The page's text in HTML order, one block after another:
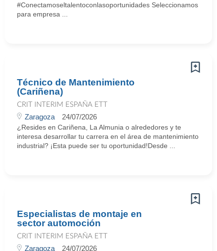
#Conectamoseltalentoconlasoportunidades Seleccionamos
para empresa ...
Técnico de Mantenimiento
(Cariñena)
CRIT INTERIM ESPAÑA ETT
Zaragoza 24/07/2026
¿Resides en Cariñena, La Almunia o alrededores y te
interesa desarrollar tu carrera en el área de mantenimiento
industrial? ¡Esta puede ser tu oportunidad!Desde ...
Especialistas de montaje en
sector automoción
CRIT INTERIM ESPAÑA ETT
Zaragoza 24/07/2026